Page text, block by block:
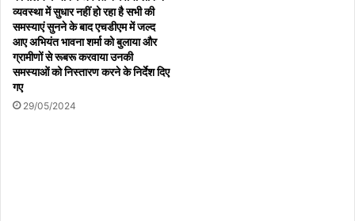
फसल बीमा कार्मिकों की सूची मोबाइल नम्बर सहित
व्यवस्था में सुधार नहीं हो रहा है सभी की
समस्याएं सुनने के बाद एचडीएम में जल्द
आए अभियंत भावना शर्मा को बुलाया और
ग्रामीणों से रूबरू करवाया उनकी
समस्याओं को निस्तारण करने के निर्देश दिए
गए
29/05/2024